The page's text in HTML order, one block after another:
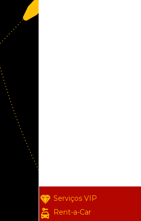
Serviços VIP
Rent-a-Car